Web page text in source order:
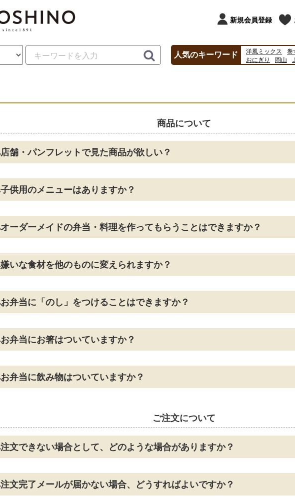
新規会員登録
人気のキーワード 洋風ミックス
巻
おにぎり
岡山
商品について
店舗・パンフレットで見た商品が欲しい？
子供用のメニューはありますか？
オーダーメイドの弁当・料理を作ってもらうことはできますか？
嫌いな食材を他のものに変えられますか？
お弁当に「のし」をつけることはできますか？
お弁当にお箸はついていますか？
お弁当に飲み物はついていますか？
ご注文について
注文できない場合として、どのような場合がありますか？
注文完了メールが届かない場合、どうすればよいですか？